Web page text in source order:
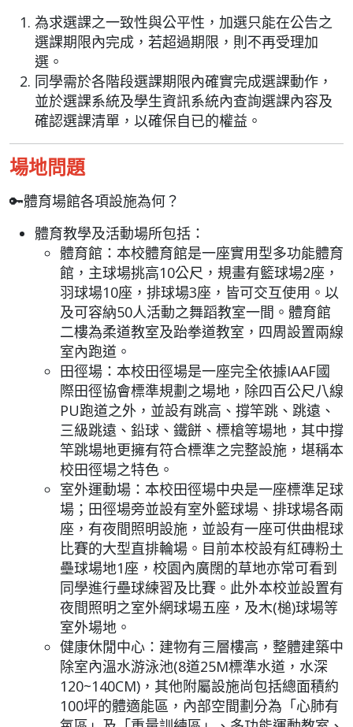
為求選課之一致性與公平性， 加選只能在公告之
選課期限內完成，若超過期限，則不再受理加
選。
同學需於各階段選課期限內確實完成選課動作，
並於選課系統及學生資訊系統內查詢選課內容及
確認選課清單，以確保自已的權益。
場地問題
🔑體育場館各項設施為何？
體育教學及活動場所包括：
體育館：本校體育館是一座實用型多功能體育
館，主球場挑高10公尺，規畫有籃球場2座，
羽球場10座，排球場3座，皆可交互使用。以
及可容納50人活動之舞蹈教室一間。體育館
二樓為柔道教室及跆拳道教室，四周設置兩線
室內跑道。
田徑場：本校田徑場是一座完全依據IAAF國
際田徑協會標準規劃之場地，除四百公尺八線
PU跑道之外，並設有跳高、撐竿跳、跳遠、
三級跳遠、鉛球、鐵餅、標槍等場地，其中撐
竿跳場地更擁有符合標準之完整設施，堪稱本
校田徑場之特色。
室外運動場：本校田徑場中央是一座標準足球
場；田徑場旁並設有室外籃球場、排球場各兩
座，有夜間照明設施，並設有一座可供曲棍球
比賽的大型直排輪場。目前本校設有紅磚粉土
壘球場地1座，校園內廣闊的草地亦常可看到
同學進行壘球練習及比賽。此外本校並設置有
夜間照明之室外網球場五座，及木(槌)球場等
室外場地。
健康休閒中心：建物有三層樓高，整體建築中
除室內溫水游泳池(8道25M標準水道，水深
120~140CM)，其他附屬設施尚包括總面積約
100坪的體適能區，內部空間劃分為「心肺有